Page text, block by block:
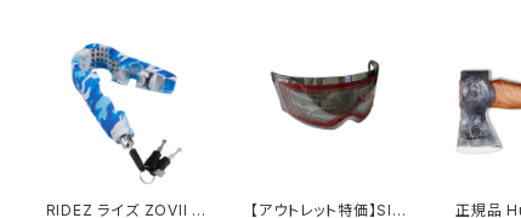
RIDEZ ライズ ZOVII ゾ
【アウトレット特価】SIM
正規品